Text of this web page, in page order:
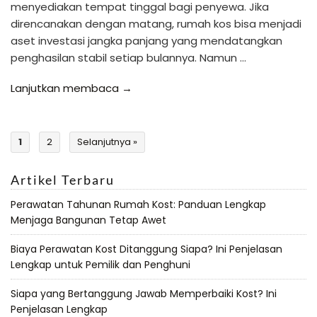
menyediakan tempat tinggal bagi penyewa. Jika
direncanakan dengan matang, rumah kos bisa menjadi
aset investasi jangka panjang yang mendatangkan
penghasilan stabil setiap bulannya. Namun …
Lanjutkan membaca →
1 2 Selanjutnya »
Artikel Terbaru
Perawatan Tahunan Rumah Kost: Panduan Lengkap
Menjaga Bangunan Tetap Awet
Biaya Perawatan Kost Ditanggung Siapa? Ini Penjelasan
Lengkap untuk Pemilik dan Penghuni
Siapa yang Bertanggung Jawab Memperbaiki Kost? Ini
Penjelasan Lengkap